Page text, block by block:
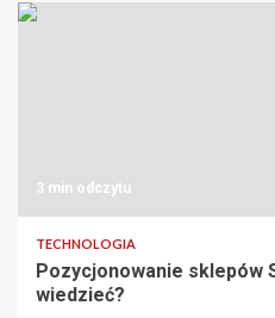
3 min odczytu
TECHNOLOGIA
Pozycjonowanie sklepów
wiedzieć?